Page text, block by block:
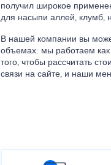
получил широкое
для насыпи аллей, клумб,
В нашей компании вы
объемах: мы работаем
того, чтобы рассчитать
связи на сайте, и наши